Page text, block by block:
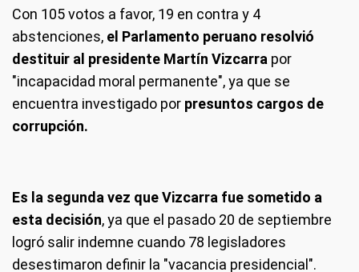
Con 105 votos a favor, 19 en contra y 4
abstenciones, el Parlamento peruano resolvió
destituir al presidente Martín Vizcarra por
"incapacidad moral permanente", ya que se
encuentra investigado por presuntos cargos de
corrupción.
Es la segunda vez que Vizcarra fue sometido a
esta decisión, ya que el pasado 20 de septiembre
logró salir indemne cuando 78 legisladores
desestimaron definir la "vacancia presidencial".